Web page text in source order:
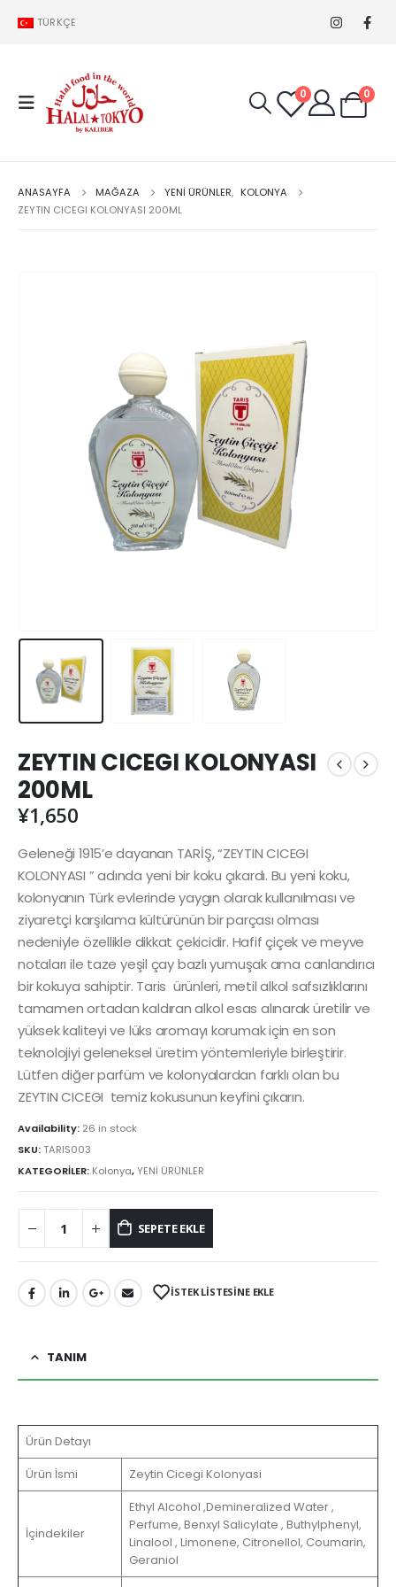
TÜRKÇE
0 0
ANASAYFA MAĞAZA YENİ ÜRÜNLER, KOLONYA
ZEYTIN CICEGI KOLONYASI 200ML
ZEYTIN CICEGI KOLONYASI
200ML
¥1,650
Geleneği 1915’e dayanan TARİŞ, “ZEYTIN CICEGI
KOLONYASI ” adında yeni bir koku çıkardı. Bu yeni koku,
kolonyanın Türk evlerinde yaygın olarak kullanılması ve
ziyaretçi karşılama kültürünün bir parçası olması
nedeniyle özellikle dikkat çekicidir. Hafif çiçek ve meyve
notaları ile taze yeşil çay bazlı yumuşak ama canlandırıcı
bir kokuya sahiptir. Taris ürünleri, metil alkol safsızlıklarını
tamamen ortadan kaldıran alkol esas alınarak üretilir ve
yüksek kaliteyi ve lüks aromayı korumak için en son
teknolojiyi geleneksel üretim yöntemleriyle birleştirir.
Lütfen diğer parfüm ve kolonyalardan farklı olan bu
ZEYTIN CICEGI temiz kokusunun keyfini çıkarın.
Availability: 26 in stock
SKU:TARIS003
KATEGORİLER: Kolonya,YENİ ÜRÜNLER
SEPETE EKLE
İSTEK LİSTESİNE EKLE
TANIM
Ürün Detayı
Ürün İsmi
Zeytin Cicegi Kolonyasi
İçindekiler
Ethyl Alcohol ,Demineralized Water ,
Perfume, Benxyl Salicylate , Buthylphenyl,
Linalool , Limonene, Citronellol, Coumarin,
Geraniol